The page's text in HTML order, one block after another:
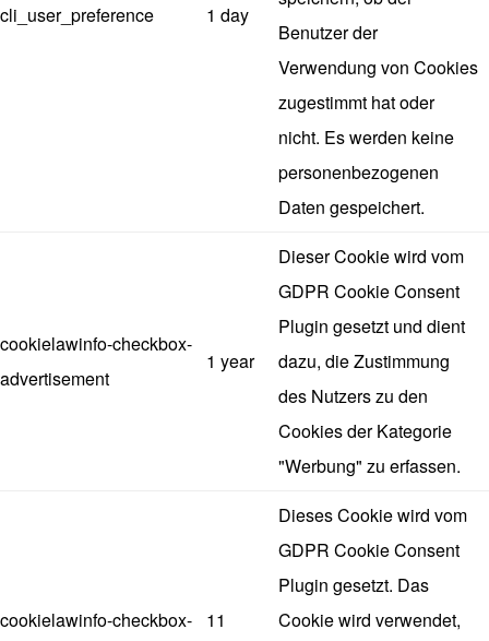
cli_user_preference 1 day
Benutzer der
Verwendung von Cookies
zugestimmt hat oder
nicht. Es werden keine
personenbezogenen
Daten gespeichert.
cookielawinfo-checkbox-
advertisement
1 year
Dieser Cookie wird vom
GDPR Cookie Consent
Plugin gesetzt und dient
dazu, die Zustimmung
des Nutzers zu den
Cookies der Kategorie
"Werbung" zu erfassen.
cookielawinfo-checkbox-
11
Dieses Cookie wird vom
GDPR Cookie Consent
Plugin gesetzt. Das
Cookie wird verwendet,